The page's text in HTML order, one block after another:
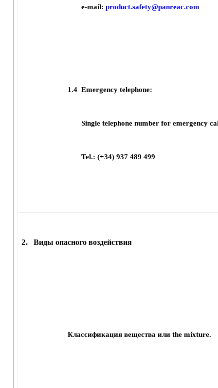
e-mail:product.safety@panreac.com
1.4 Emergency telephone:
Single telephone number for emergency
Tel.: (+34) 937 489 499
2. Виды опасного воздействия
Классификация вещества или the mixture.